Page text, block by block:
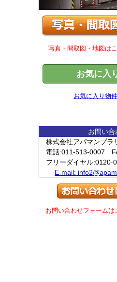
写真・間取図・地図は
お気に入
お気に入り物
お問い合
株式会社アパマンプラ
電話:011-513-0007
フリーダイヤル:0120-
E-mail:
お問い合わせフォームは